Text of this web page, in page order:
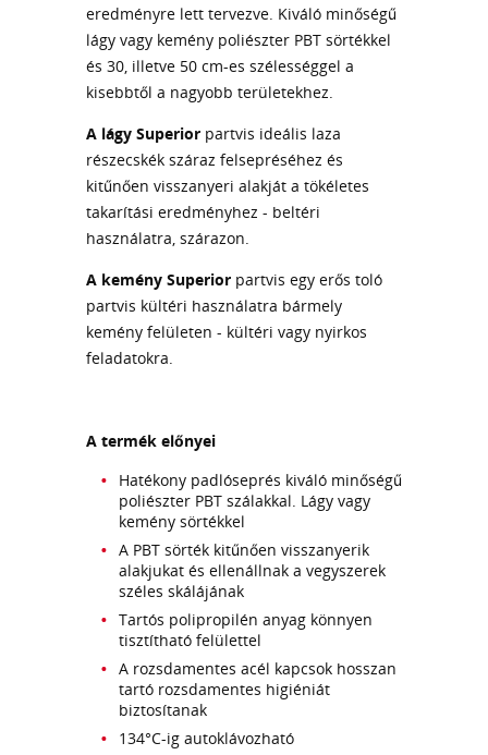
eredményre lett tervezve. Kiváló minőségű
lágy vagy kemény poliészter PBT sörtékkel
és 30, illetve 50 cm-es szélességgel a
kisebbtől a nagyobb területekhez.
A lágy Superior partvis ideális laza
részecskék száraz felsepréséhez és
kitűnően visszanyeri alakját a tökéletes
takarítási eredményhez - beltéri
használatra, szárazon.
A kemény Superior partvis egy erős toló
partvis kültéri használatra bármely
kemény felületen - kültéri vagy nyirkos
feladatokra.
A termék előnyei
Hatékony padlóseprés kiváló minőségű
poliészter PBT szálakkal. Lágy vagy
kemény sörtékkel
A PBT sörték kitűnően visszanyerik
alakjukat és ellenállnak a vegyszerek
széles skálájának
Tartós polipropilén anyag könnyen
tisztítható felülettel
A rozsdamentes acél kapcsok hosszan
tartó rozsdamentes higiéniát
biztosítanak
134°C-ig autoklávozható